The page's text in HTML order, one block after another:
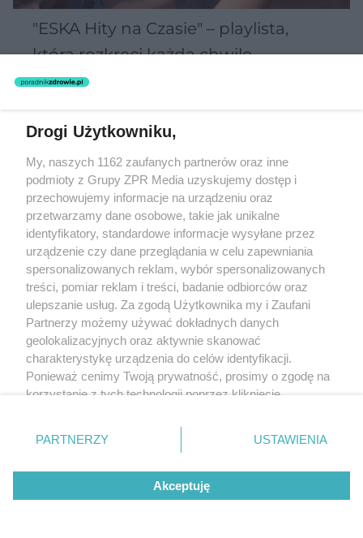
"ESKA Hity na Czasie" – playlista,
która rozkręci każdą chwilę
Daleko do pięciu porcji dziennie.
naprawdę jedzą warzywa i owoce
TEKST SPONSOROWANY
Drogi Użytkowniku,
My, naszych 1162 zaufanych partnerów oraz inne
podmioty z Grupy ZPR Media uzyskujemy dostęp i
przechowujemy informacje na urządzeniu oraz
przetwarzamy dane osobowe, takie jak unikalne
identyfikatory, standardowe informacje wysyłane przez
urządzenie czy dane przeglądania w celu zapewniania
spersonalizowanych reklam, wybór spersonalizowanych
treści, pomiar reklam i treści, badanie odbiorców oraz
ulepszanie usług. Za zgodą Użytkownika my i Zaufani
Partnerzy możemy używać dokładnych danych
geolokalizacyjnych oraz aktywnie skanować
charakterystykę urządzenia do celów identyfikacji.
Ponieważ cenimy Twoją prywatność, prosimy o zgodę na
korzystanie z tych technologii poprzez kliknięcie
zmienić/wycofać klikając przycisk ustawień prywatności
znajdujący się w lewym dolnym rogu strony
rodzaje przetwarzania danych nie wymagają zgody
użytkownika, ale masz prawo sprzeciwić się takiemu
przetwarzaniu. Preferencje będą miały zastosowanie tylko
PARTNERZY USTAWIENIA
Akceptuję